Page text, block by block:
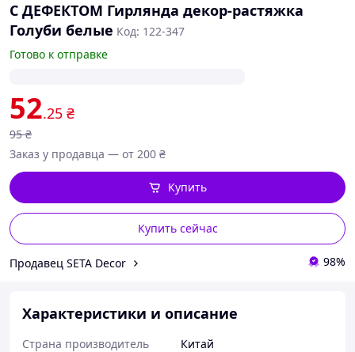
С ДЕФЕКТОМ Гирлянда декор-растяжка
Голуби белые Код: 122-347
Готово к отправке
52.25 ₴
95 ₴
Заказ у продавца — от 200 ₴
Купить сейчас
Купить
Продавец SETA Decor 98%
Характеристики и описание
Страна производитель
Китай